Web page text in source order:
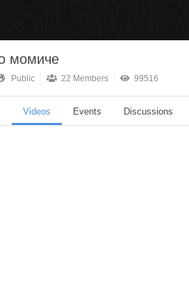
момиче
Public 22 Members 99516
Videos Events Discussions